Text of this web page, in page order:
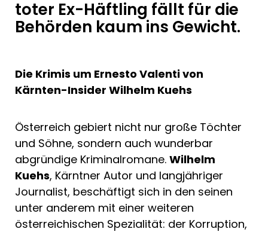
toter Ex-Häftling fällt für die
Behörden kaum ins Gewicht.
Die Krimis um Ernesto Valenti von
Kärnten-Insider Wilhelm Kuehs
Österreich gebiert nicht nur große Töchter
und Söhne, sondern auch wunderbar
abgründige Kriminalromane. Wilhelm
Kuehs, Kärntner Autor und langjähriger
Journalist, beschäftigt sich in den seinen
unter anderem mit einer weiteren
österreichischen Spezialität: der Korruption,